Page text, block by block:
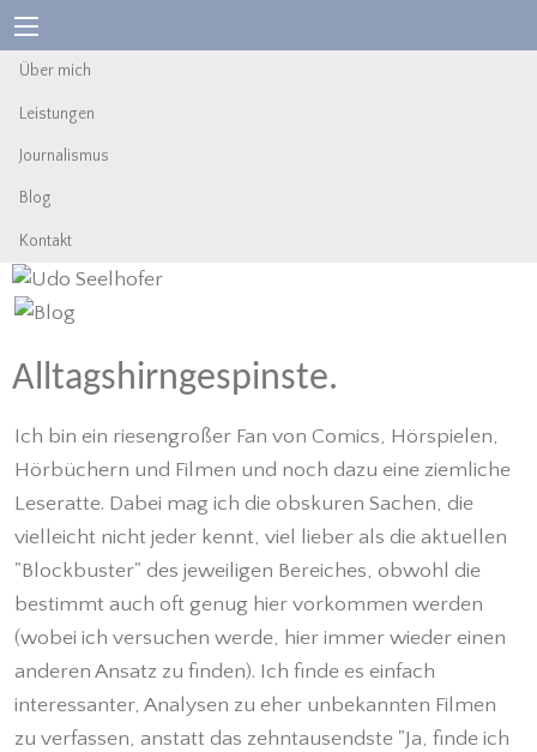
Über mich
Leistungen
Journalismus
Blog
Kontakt
Alltagshirngespinste.
Ich bin ein riesengroßer Fan von Comics, Hörspielen,
Hörbüchern und Filmen und noch dazu eine ziemliche
Leseratte. Dabei mag ich die obskuren Sachen, die
vielleicht nicht jeder kennt, viel lieber als die aktuellen
"Blockbuster" des jeweiligen Bereiches, obwohl die
bestimmt auch oft genug hier vorkommen werden
(wobei ich versuchen werde, hier immer wieder einen
anderen Ansatz zu finden). Ich finde es einfach
interessanter, Analysen zu eher unbekannten Filmen
zu verfassen, anstatt das zehntausendste "Ja, finde ich